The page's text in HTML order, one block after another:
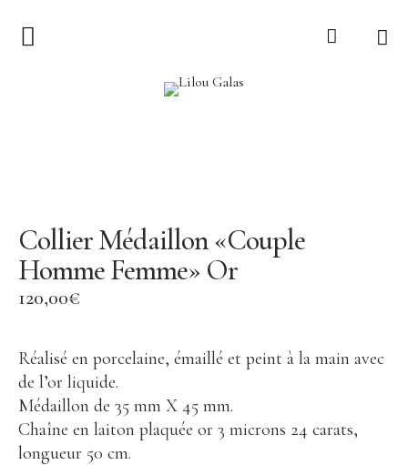
LILOU GALASCollection
Torsade
Bijoux
Collier
Bracelet
Collier Médaillon «Couple
Homme Femme» Or
120,00€
Réalisé en porcelaine, émaillé et peint à la main avec
de l’or liquide.
Médaillon de 35 mm X 45 mm.
Chaîne en laiton plaquée or 3 microns 24 carats,
longueur 50 cm.